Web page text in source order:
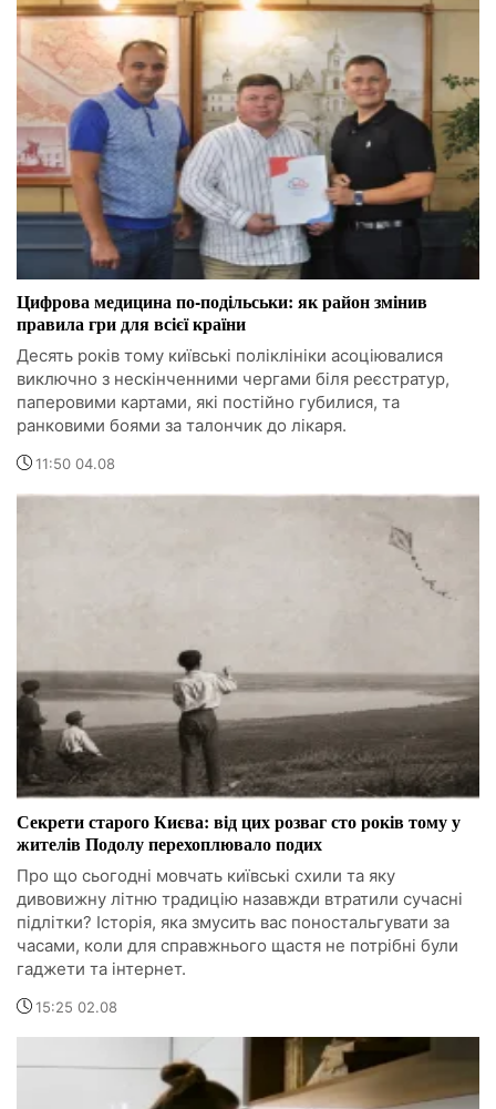
Цифрова медицина по-подільськи: як район змінив
правила гри для всієї країни
Десять років тому київські поліклініки асоціювалися
виключно з нескінченними чергами біля реєстратур,
паперовими картами, які постійно губилися, та
ранковими боями за талончик до лікаря.
11:50 04.08
Секрети старого Києва: від цих розваг сто років тому у
жителів Подолу перехоплювало подих
Про що сьогодні мовчать київські схили та яку
дивовижну літню традицію назавжди втратили сучасні
підлітки? Історія, яка змусить вас поностальгувати за
часами, коли для справжнього щастя не потрібні були
гаджети та інтернет.
15:25 02.08